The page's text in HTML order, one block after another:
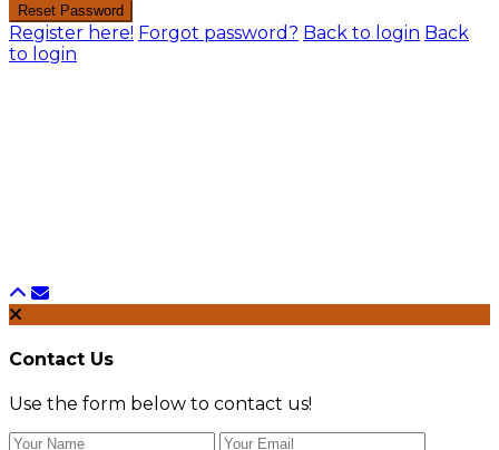
Reset Password
Register here! Forgot password? Back to login Back
to login
Contact Us
Use the form below to contact us!